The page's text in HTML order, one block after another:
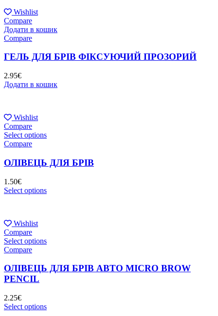
Wishlist
Compare
Додати в кошик
Compare
ГЕЛЬ ДЛЯ БРІВ ФІКСУЮЧИЙ ПРОЗОРИЙ
2.95€
Додати в кошик
Wishlist
Compare
Select options
Compare
ОЛІВЕЦЬ ДЛЯ БРІВ
1.50€
Select options
Wishlist
Compare
Select options
Compare
ОЛІВЕЦЬ ДЛЯ БРІВ АВТО MICRO BROW
PENCIL
2.25€
Select options